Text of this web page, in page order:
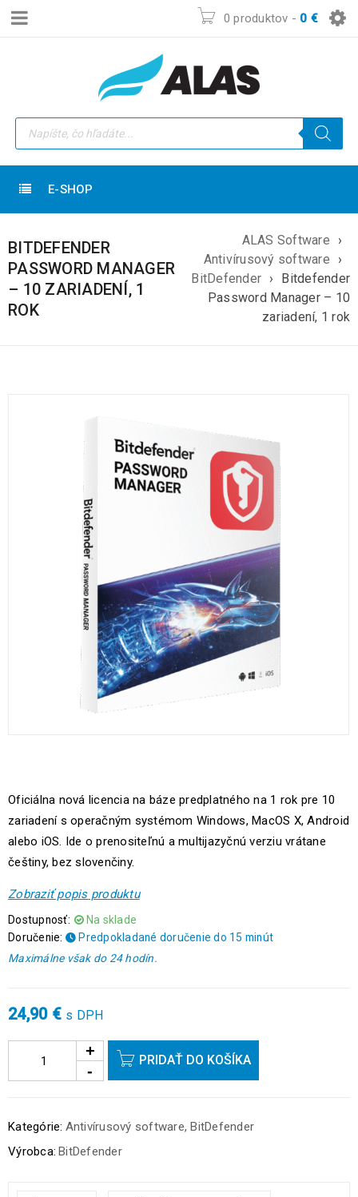
0 produktov - 0 €
E-SHOP
BITDEFENDER
PASSWORD MANAGER
– 10 ZARIADENÍ, 1
ROK
ALAS Software
›
Antivírusový software
›
BitDefender ›
Bitdefender
Password Manager – 10
zariadení, 1 rok
Oficiálna nová licencia na báze predplatného na 1 rok pre 10
zariadení s operačným systémom Windows, MacOS X, Android
alebo iOS. Ide o prenositeľnú a multijazyčnú verziu vrátane
češtiny, bez slovenčiny.
Zobraziť popis produktu
Dostupnosť:
Na sklade
Doručenie:
Predpokladané doručenie do 15 minút
Maximálne však do 24 hodín.
24,90 € s DPH
PRIDAŤ DO KOŠÍKA
Kategórie: Antivírusový software,BitDefender
Výrobca: BitDefender